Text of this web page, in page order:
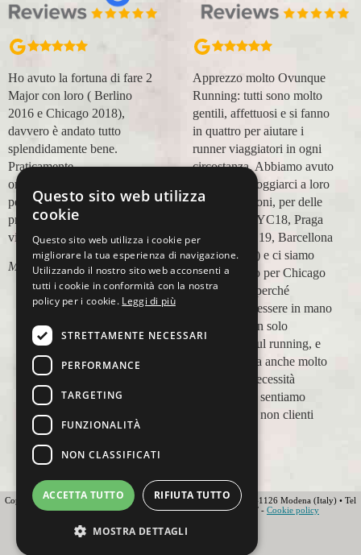
Ho avuto la fortuna di fare 2
Major con loro ( Berlino
2016 e Chicago 2018),
davvero è andato tutto
splendidamente bene.
Praticamente
organizzazione
perfetta,dalla
prenotazione,mesi prima,al
viaggio.
Marco Ceseri
Apprezzo molto Ovunque
Running: tutti sono molto
gentili, affettuosi e si fanno
in quattro per aiutare i
runner viaggiatori in ogni
circostanza. Abbiamo avuto
modo di appoggiarci a loro
in più occasioni, per delle
maratone (NYC18, Praga
19, Valencia 19, Barcellona
21, NYC 22) e ci siamo
affidati a loro per Chicago
23 (ottobre) perché
sappiamo di essere in mano
a persone non solo
competenti sul running, e
sulle città, ma anche molto
attente alle necessità
personali. Ci sentiamo
ospiti, amici, non clienti
Copyright 2012 Ovunque Running s.r.l • Strada delle Fornaci 20 • 41126 Modena (Italy) • Tel
+39 059 219566 • T.O.U.R.S MEMBER • IATA • FIAVET - Cookie policy
Questo sito web utilizza
cookie
Questo sito web utilizza i cookie per
migliorare la tua esperienza di navigazione.
Utilizzando il nostro sito web acconsenti a
tutti i cookie in conformità con la nostra
policy per i cookie. Leggi di più
STRETTAMENTE NECESSARI
PERFORMANCE
TARGETING
FUNZIONALITÀ
NON CLASSIFICATI
ACCETTA TUTTO RIFIUTA TUTTO
MOSTRA DETTAGLI